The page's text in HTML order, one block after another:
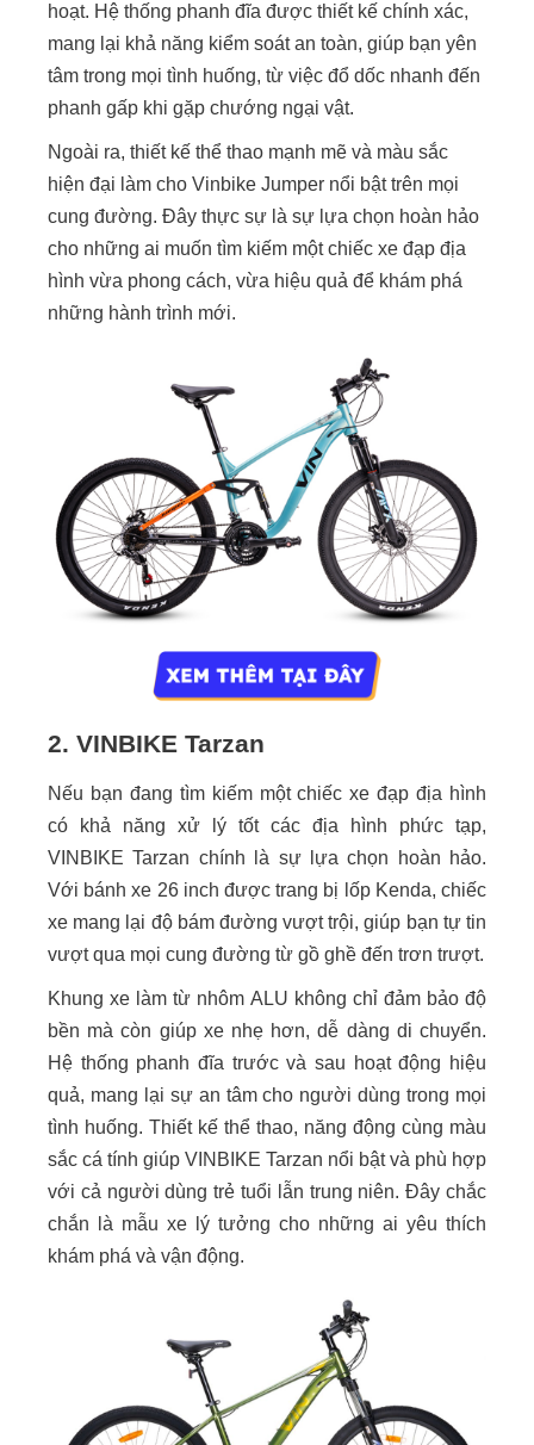
hoạt. Hệ thống phanh đĩa được thiết kế chính xác,
mang lại khả năng kiểm soát an toàn, giúp bạn yên
tâm trong mọi tình huống, từ việc đổ dốc nhanh đến
phanh gấp khi gặp chướng ngại vật.
Ngoài ra, thiết kế thể thao mạnh mẽ và màu sắc
hiện đại làm cho Vinbike Jumper nổi bật trên mọi
cung đường. Đây thực sự là sự lựa chọn hoàn hảo
cho những ai muốn tìm kiếm một chiếc xe đạp địa
hình vừa phong cách, vừa hiệu quả để khám phá
những hành trình mới.
2. VINBIKE Tarzan
Nếu bạn đang tìm kiếm một chiếc xe đạp địa hình
có khả năng xử lý tốt các địa hình phức tạp,
VINBIKE Tarzan chính là sự lựa chọn hoàn hảo.
Với bánh xe 26 inch được trang bị lốp Kenda, chiếc
xe mang lại độ bám đường vượt trội, giúp bạn tự tin
vượt qua mọi cung đường từ gồ ghề đến trơn trượt.
Khung xe làm từ nhôm ALU không chỉ đảm bảo độ
bền mà còn giúp xe nhẹ hơn, dễ dàng di chuyển.
Hệ thống phanh đĩa trước và sau hoạt động hiệu
quả, mang lại sự an tâm cho người dùng trong mọi
tình huống. Thiết kế thể thao, năng động cùng màu
sắc cá tính giúp VINBIKE Tarzan nổi bật và phù hợp
với cả người dùng trẻ tuổi lẫn trung niên. Đây chắc
chắn là mẫu xe lý tưởng cho những ai yêu thích
khám phá và vận động.